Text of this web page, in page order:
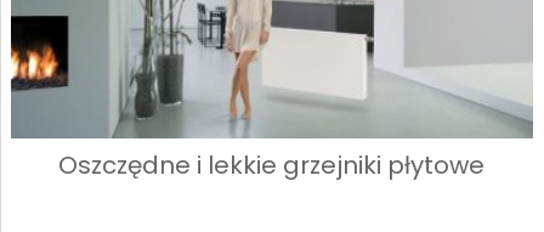
Oszczędne i lekkie grzejniki płytowe